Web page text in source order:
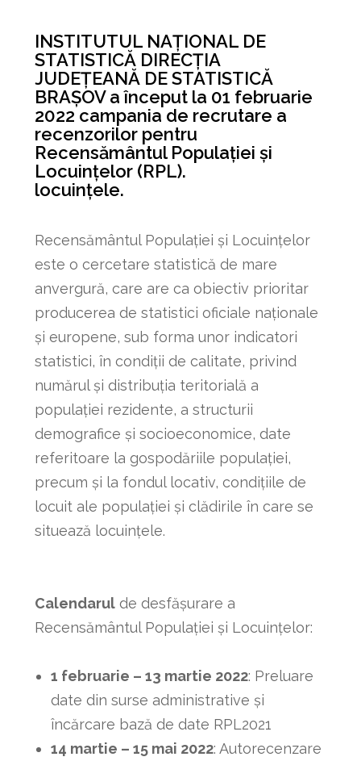
INSTITUTUL NAŢIONAL DE
STATISTICĂ DIRECŢIA
JUDEŢEANĂ DE STATISTICĂ
BRAŞOV a început la 01 februarie
2022 campania de recrutare a
recenzorilor pentru
Recensământul Populației și
Locuințelor (RPL).
locuinţele.
Recensământul Populaţiei şi Locuinţelor
este o cercetare statistică de mare
anvergură, care are ca obiectiv prioritar
producerea de statistici oficiale naţionale
şi europene, sub forma unor indicatori
statistici, în condiţii de calitate, privind
numărul şi distribuţia teritorială a
populaţiei rezidente, a structurii
demografice şi socioeconomice, date
referitoare la gospodăriile populaţiei,
precum şi la fondul locativ, condiţiile de
locuit ale populaţiei şi clădirile în care se
situează locuinţele.
Calendarulde desfășurare a
Recensământul Populaţiei şi Locuinţelor:
1 februarie – 13 martie 2022: Preluare
date din surse administrative şi
încărcare bază de date RPL2021
14 martie – 15 mai 2022: Autorecenzare